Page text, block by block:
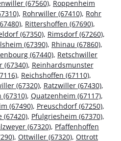
(67560), Roppenheim
, Rohrwiller (67410), Rohr
, Rittershoffen (67690),
(67350), Rimsdorf (67260),
(67390), Rhinau (67860),
(67440), Retschwiller
(67340), Reinhardsmunster
, Reichshoffen (67110),
(67320), Ratzwiller (67430),
(67310), Quatzenheim (67117),
(67490), Preuschdorf (67250),
(67420), Pfulgriesheim (67370),
(67320), Pfaffenhoffen
, Ottwiller (67320), Ottrott